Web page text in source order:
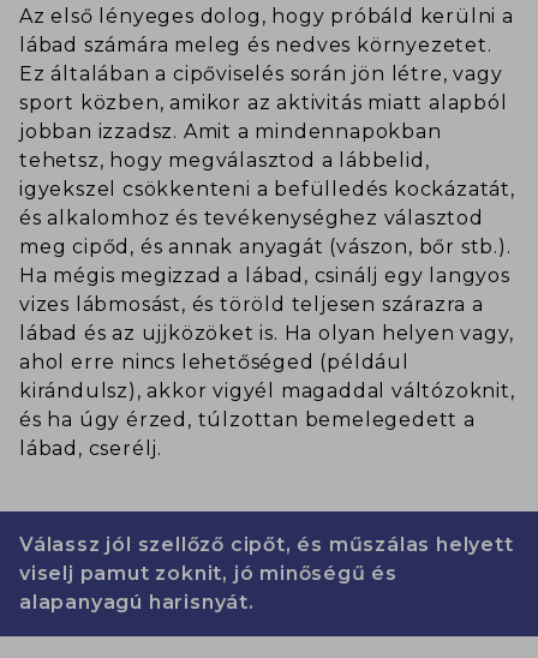
Az első lényeges dolog, hogy próbáld kerülni a
lábad számára meleg és nedves környezetet.
Ez általában a cipőviselés során jön létre, vagy
sport közben, amikor az aktivitás miatt alapból
jobban izzadsz. Amit a mindennapokban
tehetsz, hogy megválasztod a lábbelid,
igyekszel csökkenteni a befülledés kockázatát,
és alkalomhoz és tevékenységhez választod
meg cipőd, és annak anyagát (vászon, bőr stb.).
Ha mégis megizzad a lábad, csinálj egy langyos
vizes lábmosást, és töröld teljesen szárazra a
lábad és az ujjközöket is. Ha olyan helyen vagy,
ahol erre nincs lehetőséged (például
kirándulsz), akkor vigyél magaddal váltózoknit,
és ha úgy érzed, túlzottan bemelegedett a
lábad, cserélj.
Válassz jól szellőző cipőt, és műszálas helyett
viselj pamut zoknit, jó minőségű és
alapanyagú harisnyát.